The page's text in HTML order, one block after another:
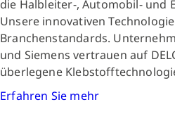
die Halbleiter-, Automobil- und
Unsere innovativen
Branchenstandards.
und Siemens vertrauen auf
überlegene
Erfahren Sie mehr